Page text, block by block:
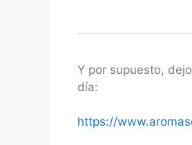
Y por supuesto,
día:
https://